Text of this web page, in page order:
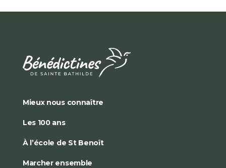
Mieux nous connaître
Les 100 ans
À l’école de St Benoît
Marcher ensemble